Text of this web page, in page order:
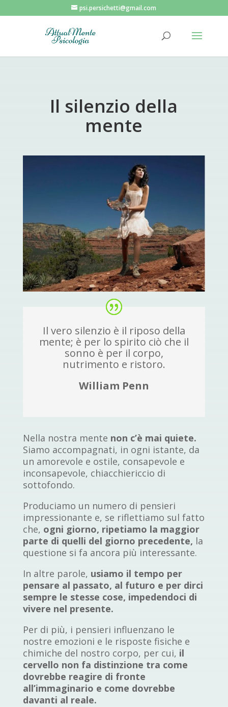
psi.persichetti@gmail.com
Il silenzio della
mente
Il vero silenzio è il riposo della
mente; è per lo spirito ciò che il
sonno è per il corpo,
nutrimento e ristoro.
William Penn
Nella nostra mente non c’è mai quiete.
Siamo accompagnati, in ogni istante, da
un amorevole e ostile, consapevole e
inconsapevole, chiacchiericcio di
sottofondo.
Produciamo un numero di pensieri
impressionante e, se riflettiamo sul fatto
che, ogni giorno, ripetiamo la maggior
parte di quelli del giorno precedente, la
questione si fa ancora più interessante.
In altre parole, usiamo il tempo per
pensare al passato, al futuro e per dirci
sempre le stesse cose, impedendoci di
vivere nel presente.
Per di più, i pensieri influenzano le
nostre emozioni e le risposte fisiche e
chimiche del nostro corpo, per cui, il
cervello non fa distinzione tra come
dovrebbe reagire di fronte
all’immaginario e come dovrebbe
davanti al reale.